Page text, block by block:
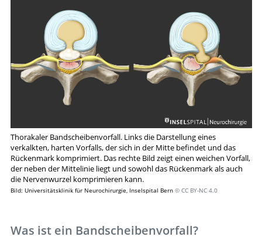
Thorakaler Bandscheibenvorfall. Links die Darstellung eines
verkalkten, harten Vorfalls, der sich in der Mitte befindet und das
Rückenmark komprimiert. Das rechte Bild zeigt einen weichen Vorfall,
der neben der Mittelinie liegt und sowohl das Rückenmark als auch
die Nervenwurzel komprimieren kann.
Bild: Universitätsklinik für Neurochirurgie, Inselspital Bern © CC BY-NC 4.0
Was ist ein Bandscheibenvorfall?